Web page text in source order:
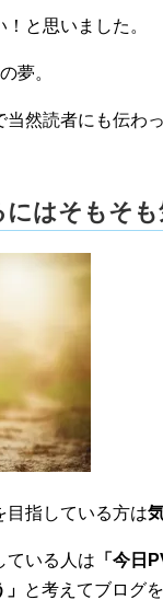
と思いました。
夢。
当然読者にも伝わ
はそもそ
目指している方は
ている人は 「今日
と考えてブログ